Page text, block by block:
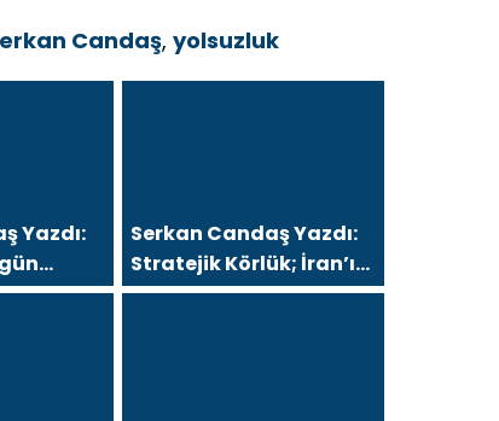
Candaş, yolsuzluk
Yazdı:
ve
Serkan Candaş Yazdı:
Stratejik Körlük; İran’ı
“Arap Baharı”